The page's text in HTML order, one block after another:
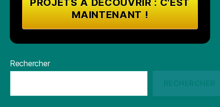
Rechercher